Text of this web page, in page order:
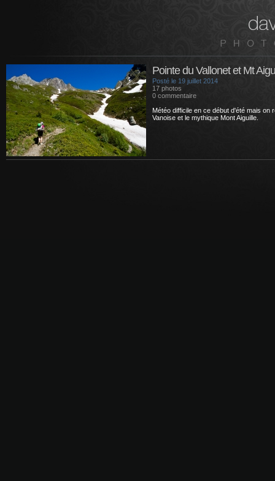
Pointe du Vallonet et Mt
Posté le 19 juillet 2014
17 photos
0 commentaire
Météo difficile en ce début d'été mais on
Vanoise et le mythique Mont Aiguille.